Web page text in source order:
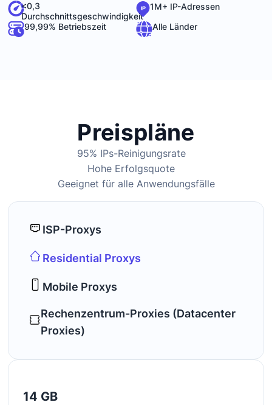
<0,3
Durchschnittsgeschwindigkeit
1M+ IP-Adressen
99,99% Betriebszeit
Alle Länder
Preispläne
95% IPs-Reinigungsrate
Hohe Erfolgsquote
Geeignet für alle Anwendungsfälle
ISP-Proxys
Residential Proxys
Mobile Proxys
Rechenzentrum-Proxies (Datacenter
Proxies)
14 GB